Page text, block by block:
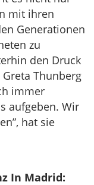
mit ihren
Generationen
zu
den Druck
Thunberg
immer
aufgeben. Wir
hat sie
In Madrid: